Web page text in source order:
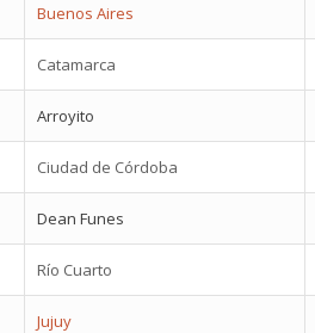
Buenos Aires
Catamarca
Arroyito
Ciudad de Córdoba
Dean Funes
Río Cuarto
Jujuy